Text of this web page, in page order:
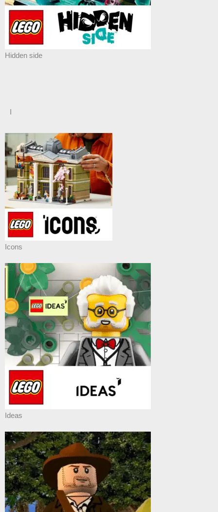
Hidden side
Icons
Ideas